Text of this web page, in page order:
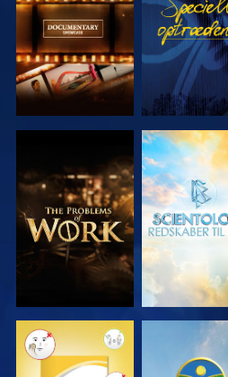
SERIEN
UDFORSK
SERIEN
UDFORSK
SERIEN
SE SE